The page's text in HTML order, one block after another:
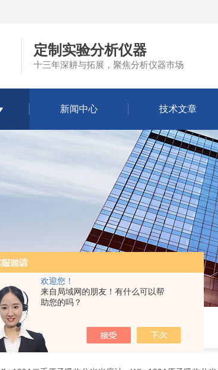
欢迎您！
来自局域网的朋友！有什么可以帮
助您的吗？
定制实验分析仪器
十三年深耕与拓展，聚焦分析仪器市场
新闻中心 技术文章
，顶空进样器，热解析仪，紫外分光光度计，原子吸收分光光度计，傅立叶红外光谱仪，分析天平等常规实验室产品。